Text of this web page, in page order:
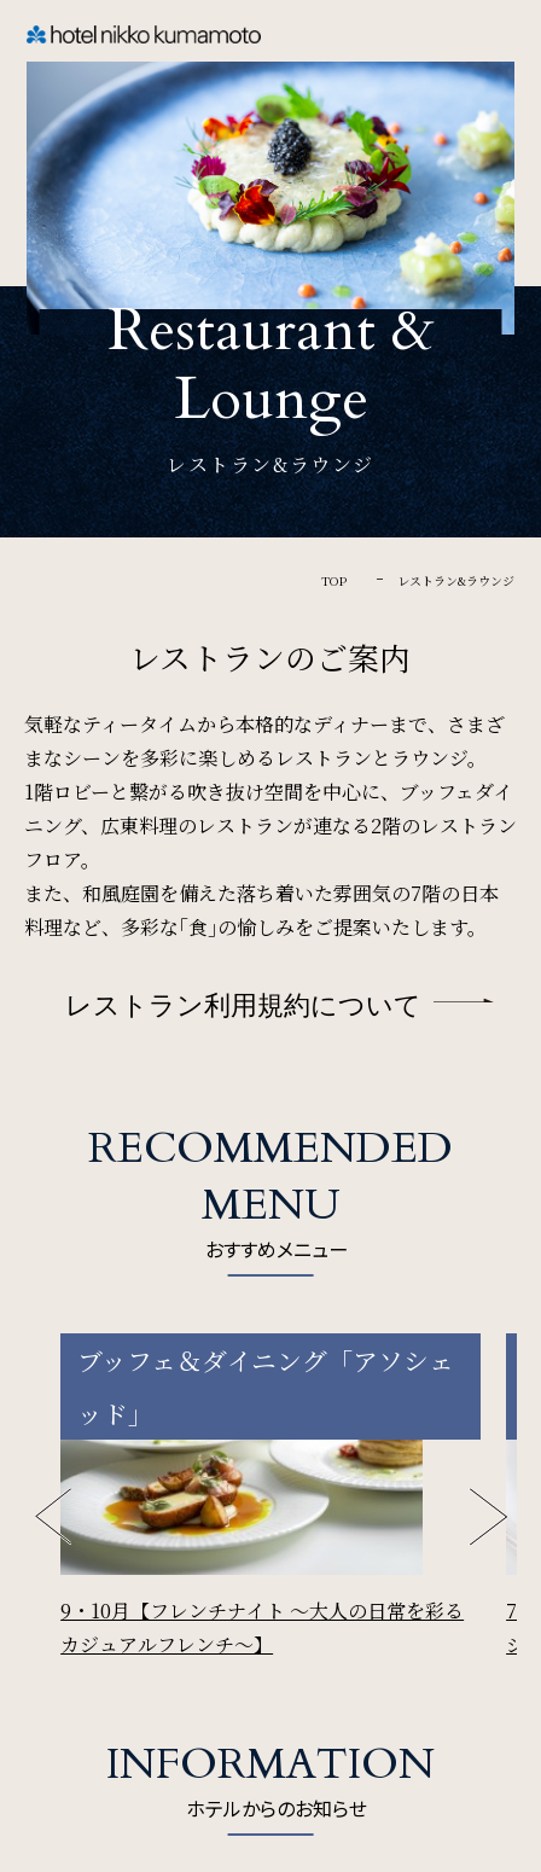
CLOSE
TOP
Welcome
ホテル日航熊本のご案内
Rooms
ご宿泊
Restaurant & Lounge
Banquet
Wedding
ウエディング
Access
One Harmony
会員プログラム「One Harmony」
News
お知らせ
FAQ
よくある質問
SDGsへの取り組み
Restaurant &
Lounge
レストラン&ラウンジ
TOP レストラン&ラウンジ
レストランのご案内
気軽なティータイムから本格的なディナーまで、さまざ
まなシーンを多彩に楽しめるレストランとラウンジ。
1階ロビーと繋がる吹き抜け空間を中心に、ブッフェダイ
ニング、 広東料理のレストランが連なる2階のレストラン
フロア。
また、和風庭園を備えた落ち着いた雰囲気の7階の日本
料理など、多彩な｢食｣の愉しみをご提案いたします。
レストラン利用規約について
RECOMMENDED
MENU
おすすめメニュー
ブッフェ＆ダイニング「アソシェ
ッド」
9・10月【フレンチナイト ～大人の日常を彩る
カジュアルフレンチ～】
7
ジ
INFORMATION
ホテルからのお知らせ